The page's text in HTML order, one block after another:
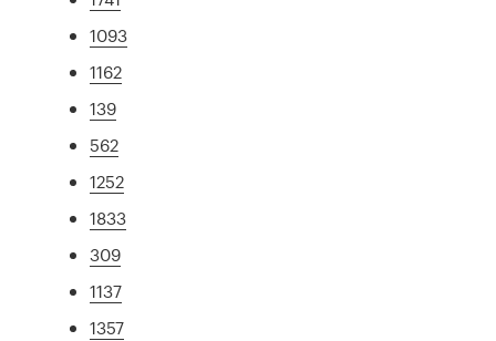
1093
1162
139
562
1252
1833
309
1137
1357